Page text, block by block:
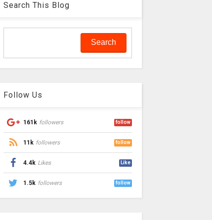
Search This Blog
Follow Us
161k followers follow
11k followers follow
4.4k Likes Like
1.5k followers follow